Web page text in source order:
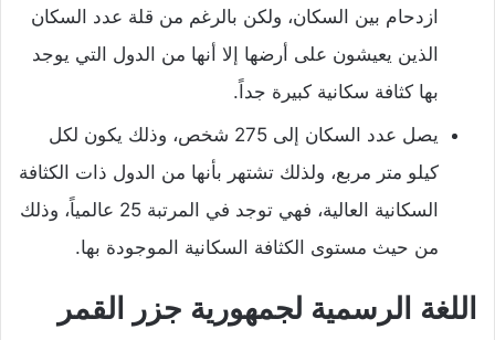
ازدحام بين السكان، ولكن بالرغم من قلة عدد السكان
الذين يعيشون على أرضها إلا أنها من الدول التي يوجد
بها كثافة سكانية كبيرة جداً.
يصل عدد السكان إلى 275 شخص، وذلك يكون لكل
كيلو متر مربع، ولذلك تشتهر بأنها من الدول ذات الكثافة
السكانية العالية، فهي توجد في المرتبة 25 عالمياً، وذلك
من حيث مستوى الكثافة السكانية الموجودة بها.
اللغة الرسمية لجمهورية جزر القمر